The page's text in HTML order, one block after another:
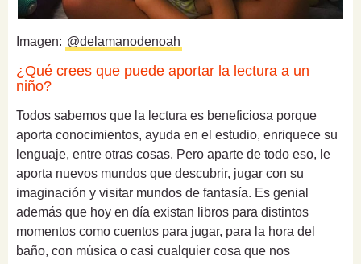
Imagen: @delamanodenoah
¿Qué crees que puede aportar la lectura a un
niño?
Todos sabemos que la lectura es beneficiosa porque
aporta conocimientos, ayuda en el estudio, enriquece su
lenguaje, entre otras cosas. Pero aparte de todo eso, le
aporta nuevos mundos que descubrir, jugar con su
imaginación y visitar mundos de fantasía. Es genial
además que hoy en día existan libros para distintos
momentos como cuentos para jugar, para la hora del
baño, con música o casi cualquier cosa que nos